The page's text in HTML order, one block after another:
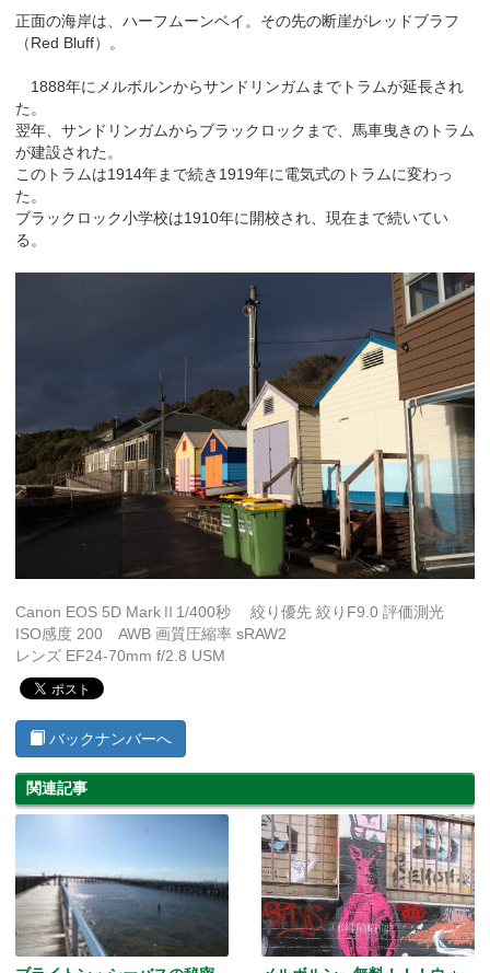
正面の海岸は、ハーフムーンベイ。その先の断崖がレッドブラフ
（Red Bluff）。
1888年にメルボルンからサンドリンガムまでトラムが延長され
た。
翌年、サンドリンガムからブラックロックまで、馬車曳きのトラム
が建設された。
このトラムは1914年まで続き1919年に電気式のトラムに変わっ
た。
ブラックロック小学校は1910年に開校され、現在まで続いてい
る。
Canon EOS 5D MarkⅡ1/400秒 絞り優先 絞りF9.0 評価測光
ISO感度 200 AWB 画質圧縮率 sRAW2
レンズ EF24-70mm f/2.8 USM
バックナンバーへ
関連記事